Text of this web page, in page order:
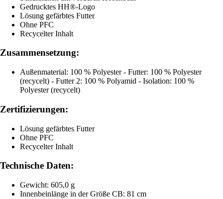
Gedrucktes HH®-Logo
Lösung gefärbtes Futter
Ohne PFC
Recycelter Inhalt
Zusammensetzung:
Außenmaterial: 100 % Polyester - Futter: 100 % Polyester
(recycelt) - Futter 2: 100 % Polyamid - Isolation: 100 %
Polyester (recycelt)
Zertifizierungen:
Lösung gefärbtes Futter
Ohne PFC
Recycelter Inhalt
Technische Daten:
Gewicht: 605,0 g
Innenbeinlänge in der Größe CB: 81 cm